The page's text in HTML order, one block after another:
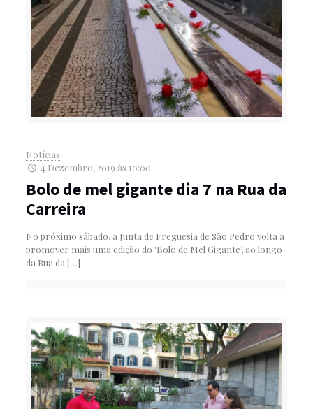
Notícias
4 Dezembro, 2019 às 10:00
Bolo de mel gigante dia 7 na Rua da
Carreira
No próximo sábado, a Junta de Freguesia de São Pedro volta a
promover mais uma edição do ‘Bolo de Mel Gigante’, ao longo
da Rua da […]